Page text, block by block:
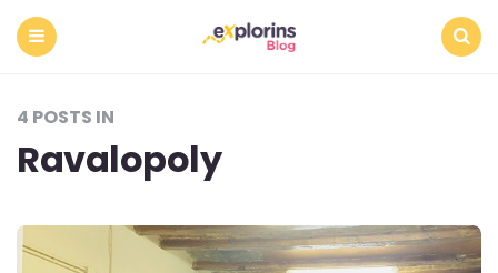
4 POSTS IN
Ravalopoly